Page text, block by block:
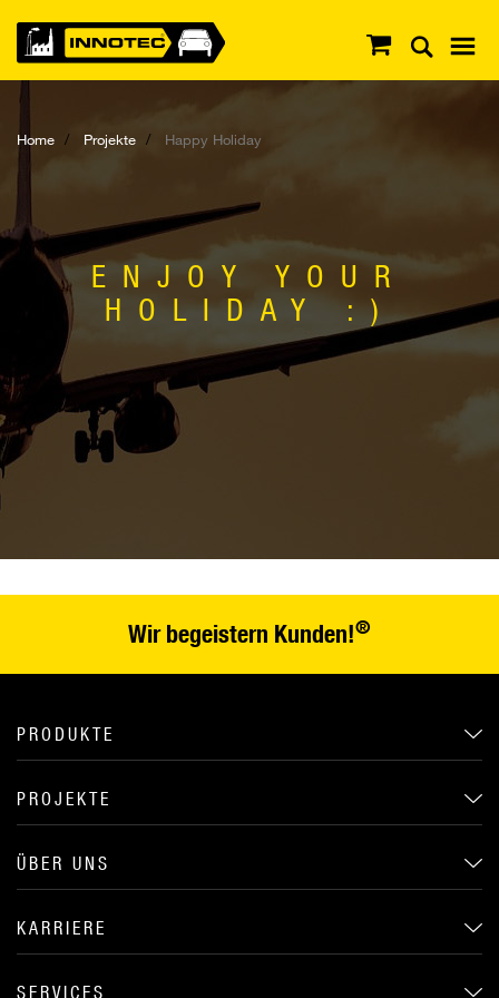
Home Projekte Happy Holiday
ENJOY YOUR
HOLIDAY :)
Wir begeistern Kunden!®
PRODUKTE
PROJEKTE
ÜBER UNS
KARRIERE
SERVICES